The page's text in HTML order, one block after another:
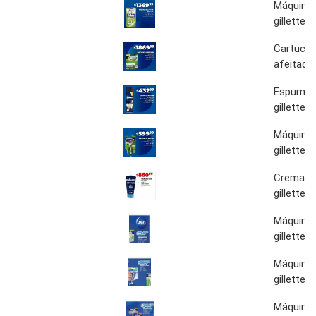
gillette
Espuma
gillette
gillette
Crema
gillette
gillette
gillette